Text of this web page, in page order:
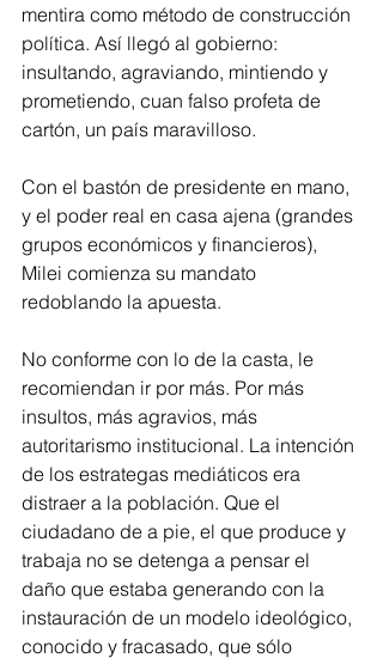
mentira como método de construcción
política. Así llegó al gobierno:
insultando, agraviando, mintiendo y
prometiendo, cuan falso profeta de
cartón, un país maravilloso.
Con el bastón de presidente en mano,
y el poder real en casa ajena (grandes
grupos económicos y financieros),
Milei comienza su mandato
redoblando la apuesta.
No conforme con lo de la casta, le
recomiendan ir por más. Por más
insultos, más agravios, más
autoritarismo institucional. La intención
de los estrategas mediáticos era
distraer a la población. Que el
ciudadano de a pie, el que produce y
trabaja no se detenga a pensar el
daño que estaba generando con la
instauración de un modelo ideológico,
conocido y fracasado, que sólo